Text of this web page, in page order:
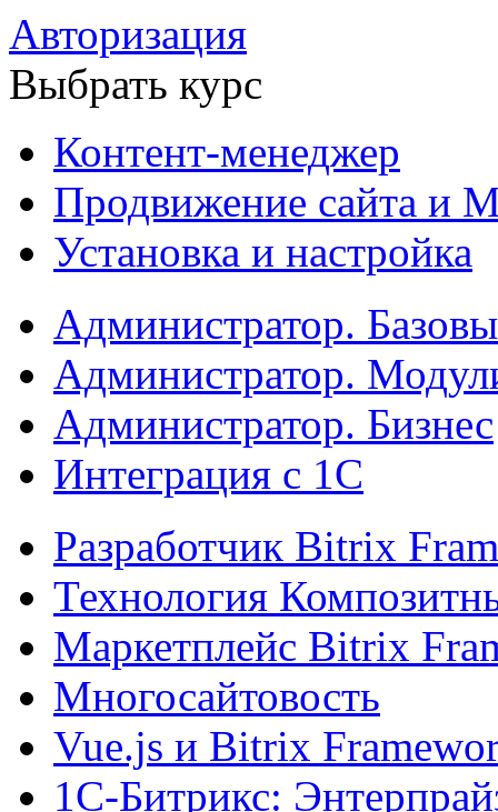
Авторизация
Выбрать курс
Контент-менеджер
Продвижение сайта и
Установка и настройка
Администратор.
Администратор.
Администратор. Бизнес
Интеграция с 1С
Разработчик Bitrix
Технология
Маркетплейс Bitrix
Многосайтовость
Vue.js и Bitrix
1С-Битрикс: